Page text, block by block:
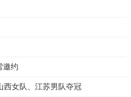
邀约
西女队、江苏男队夺冠